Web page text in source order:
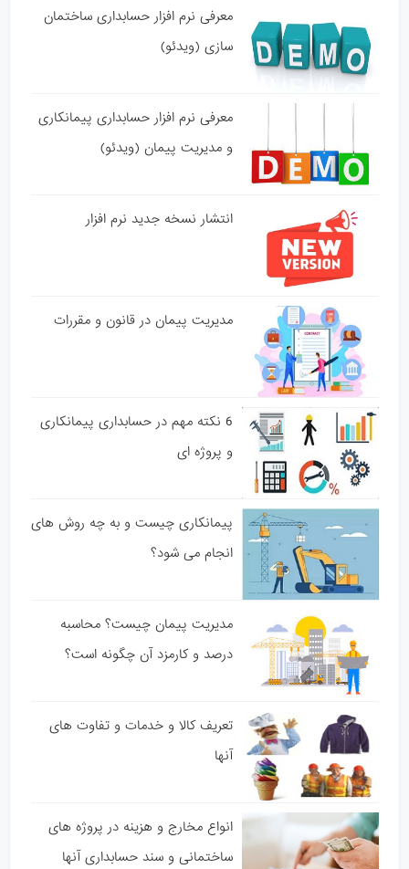
معرفی نرم افزار حسابداری ساختمان
سازی (ویدئو)
معرفی نرم افزار حسابداری پیمانکاری
و مدیریت پیمان (ویدئو)
انتشار نسخه جدید نرم افزار
مدیریت پیمان در قانون و مقررات
6 نکته مهم در حسابداری پیمانکاری
و پروژه ای
پیمانکاری چیست و به چه روش های
انجام می شود؟
مدیریت پیمان چیست؟ محاسبه
درصد و کارمزد آن چگونه است؟
تعریف کالا و خدمات و تفاوت های
آنها
انواع مخارج و هزینه در پروژه های
ساختمانی و سند حسابداری آنها